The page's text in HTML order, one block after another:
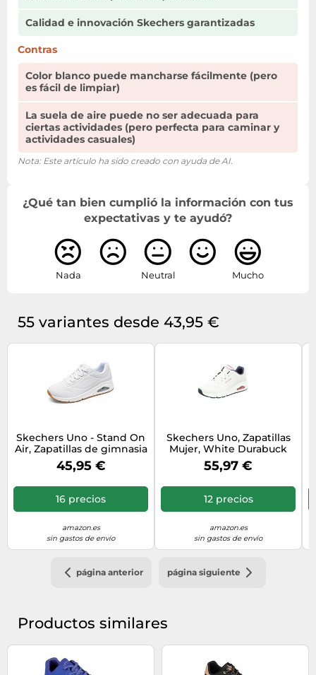
Calidad e innovación Skechers garantizadas
Contras
Color blanco puede mancharse fácilmente (pero
es fácil de limpiar)
La suela de aire puede no ser adecuada para
ciertas actividades (pero perfecta para caminar y
actividades casuales)
Nota: Este artículo ha sido creado con ayuda de AI.
¿Qué tan bien cumplió la información con tus
expectativas y te ayudó?
Nada Neutral Mucho
55 variantes desde 43,95 €
Skechers Uno - Stand On
Air, Zapatillas de gimnasia
Mujer, White Snow Flakes,
38 EU
45,95 €
16 precios
amazon.es
sin gastos de envío
Skechers Uno, Zapatillas
Mujer, White Durabuck
Navy Red Trim, 37 EU
55,97 €
12 precios
amazon.es
sin gastos de envío
página anterior página siguiente
Productos similares